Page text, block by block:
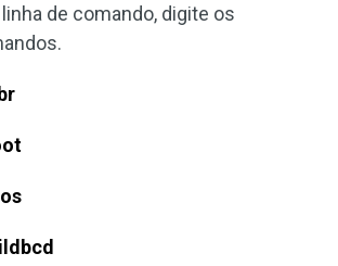
de comando, digite os